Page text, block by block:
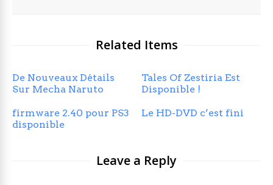
Related Items
De Nouveaux Détails
Sur Mecha Naruto
Tales Of Zestiria Est
Disponible !
firmware 2.40 pour PS3
disponible
Le HD-DVD c’est fini
Leave a Reply